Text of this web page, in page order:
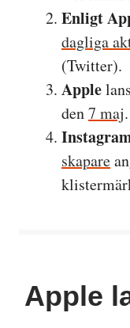
Enligt
dagliga
(Twitter).
Apple
den7 maj.
skapare
Apple